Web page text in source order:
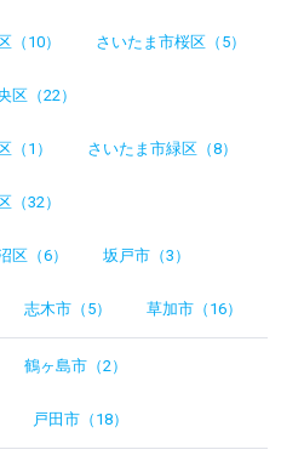
（10） さいたま市桜区（5）
区（22）
（1） さいたま市緑区（8）
（32）
区（6） 坂戸市（3）
志木市（5） 草加市（16）
鶴ヶ島市（2）
戸田市（18）